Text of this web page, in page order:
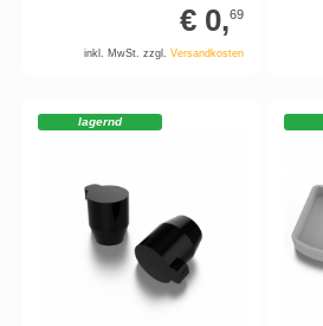
€ 0,69
inkl. MwSt. zzgl.Versandkosten
lagernd